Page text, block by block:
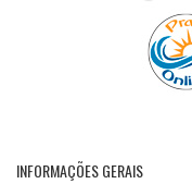
INFORMAÇÕES GERAIS